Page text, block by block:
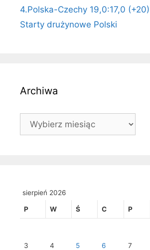
4.Polska-Czechy 19,0:17,0 (+20)
Starty drużynowe Polski
Archiwa
Archiwa
sierpień 2026
P W Ś C P
3 4 5 6 7